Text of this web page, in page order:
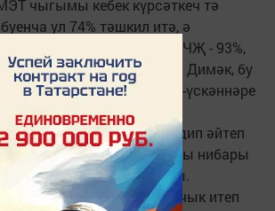
чыгымы кебек күрсәткеч тә
ул 74% тәшкил итә, ә
КФХ-да - 155%, "Игенче" ҖЧҖ - 93%,
97%, "Кулон" а/ф-да - 90%. Димәк, бу
саны артмый, туганнары-үскәннәре
сүз. "Зубов В.С." һәм
КФХ-лар хакында болай дип әйтеп
карата МЭТ чыгымы нибары
итә һәм бу бик тә яхшы.
булган кимчелекләрне ачык итеп